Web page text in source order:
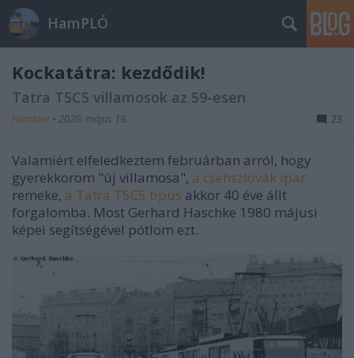
HamPLÓ
Kockatátra: kezdődik!
Tatra T5C5 villamosok az 59-esen
Hamster • 2020. május 19. 23
Valamiért elfeledkeztem februárban arról, hogy
gyerekkorom "új villamosa", a csehszlovák ipar
remeke, a Tatra T5C5 típus akkor 40 éve állt
forgalomba. Most Gerhard Haschke 1980 májusi
képei segítségével pótlom ezt.